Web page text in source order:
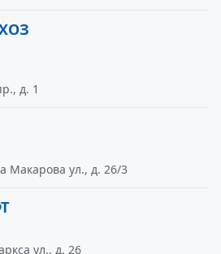
д. 1
Макарова ул., д. 26/3
ул., д. 26